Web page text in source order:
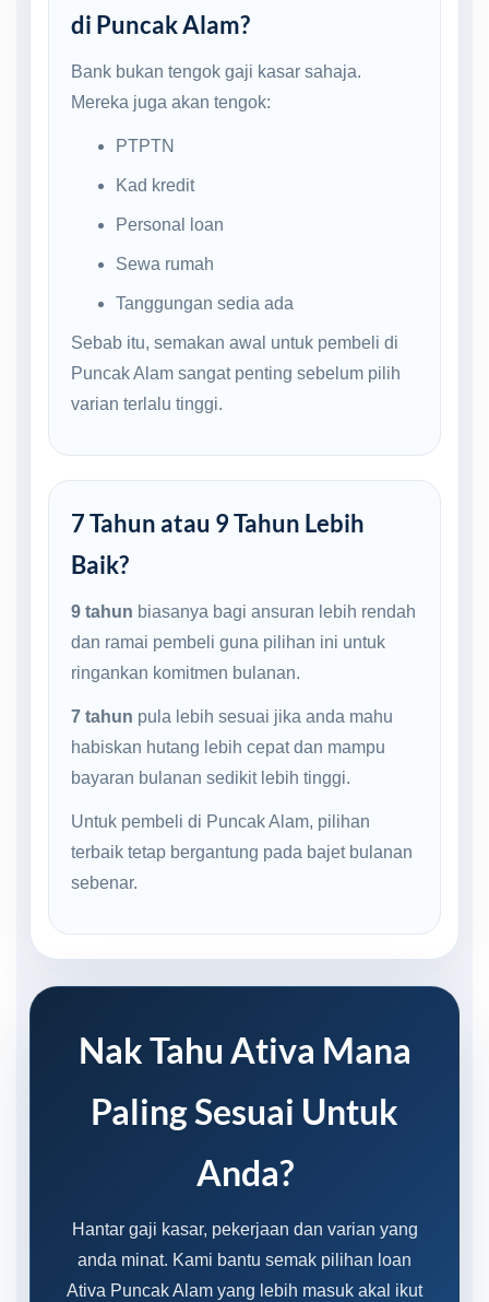
di Puncak Alam?
Bank bukan tengok gaji kasar sahaja.
Mereka juga akan tengok:
PTPTN
Kad kredit
Personal loan
Sewa rumah
Tanggungan sedia ada
Sebab itu, semakan awal untuk pembeli di
Puncak Alam sangat penting sebelum pilih
varian terlalu tinggi.
7 Tahun atau 9 Tahun Lebih
Baik?
9 tahun biasanya bagi ansuran lebih rendah
dan ramai pembeli guna pilihan ini untuk
ringankan komitmen bulanan.
7 tahun pula lebih sesuai jika anda mahu
habiskan hutang lebih cepat dan mampu
bayaran bulanan sedikit lebih tinggi.
Untuk pembeli di Puncak Alam, pilihan
terbaik tetap bergantung pada bajet bulanan
sebenar.
Nak Tahu Ativa Mana
Paling Sesuai Untuk
Anda?
Hantar gaji kasar, pekerjaan dan varian yang
anda minat. Kami bantu semak pilihan loan
Ativa Puncak Alam yang lebih masuk akal ikut